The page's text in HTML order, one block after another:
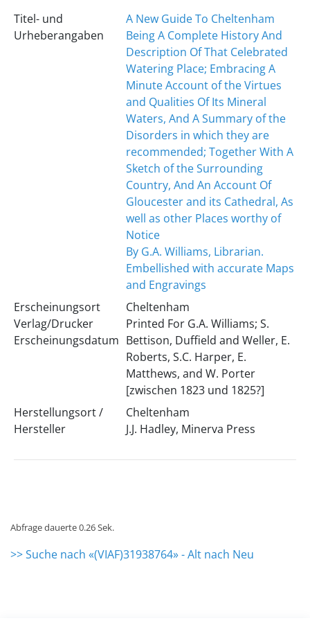
Titel- und
Urheberangaben
A New Guide To Cheltenham
Being A Complete History And
Description Of That Celebrated
Watering Place; Embracing A
Minute Account of the Virtues
and Qualities Of Its Mineral
Waters, And A Summary of the
Disorders in which they are
recommended; Together With A
Sketch of the Surrounding
Country, And An Account Of
Gloucester and its Cathedral, As
well as other Places worthy of
Notice
By G.A. Williams, Librarian.
Embellished with accurate Maps
and Engravings
Erscheinungsort
Verlag/Drucker
Erscheinungsdatum
Cheltenham
Printed For G.A. Williams; S.
Bettison, Duffield and Weller, E.
Roberts, S.C. Harper, E.
Matthews, and W. Porter
[zwischen 1823 und 1825?]
Herstellungsort /
Hersteller
Cheltenham
J.J. Hadley, Minerva Press
Abfrage dauerte 0.26 Sek.
>> Suche nach «(VIAF)31938764» - Alt nach Neu